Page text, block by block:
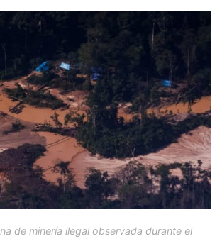
de minería ilegal observada durante el